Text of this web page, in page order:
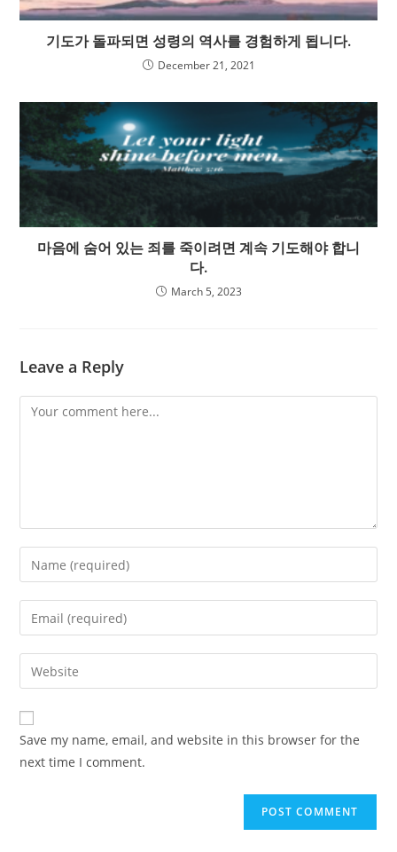
기도가 돌파되면 성령의 역사를 경험하게 됩니다.
December 21, 2021
마음에 숨어 있는 죄를 죽이려면 계속 기도해야 합니
다.
March 5, 2023
Leave a Reply
Comment
Enter
your
name
comment
Enter
your
email
address
comment
Enter
your
website
URL
(optional)
Save my name, email, and website in this browser for the
next time I comment.